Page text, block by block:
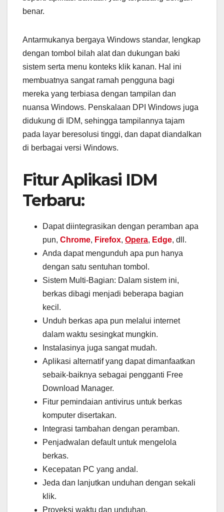
benar.
Antarmukanya bergaya Windows standar, lengkap
dengan tombol bilah alat dan dukungan baki
sistem serta menu konteks klik kanan. Hal ini
membuatnya sangat ramah pengguna bagi
mereka yang terbiasa dengan tampilan dan
nuansa Windows. Penskalaan DPI Windows juga
didukung di IDM, sehingga tampilannya tajam
pada layar beresolusi tinggi, dan dapat diandalkan
di berbagai versi Windows.
Fitur Aplikasi IDM
Terbaru:
Dapat diintegrasikan dengan peramban apa
pun, Chrome, Firefox, Opera, Edge, dll.
Anda dapat mengunduh apa pun hanya
dengan satu sentuhan tombol.
Sistem Multi-Bagian: Dalam sistem ini,
berkas dibagi menjadi beberapa bagian
kecil.
Unduh berkas apa pun melalui internet
dalam waktu sesingkat mungkin.
Instalasinya juga sangat mudah.
Aplikasi alternatif yang dapat dimanfaatkan
sebaik-baiknya sebagai pengganti Free
Download Manager.
Fitur pemindaian antivirus untuk berkas
komputer disertakan.
Integrasi tambahan dengan peramban.
Penjadwalan default untuk mengelola
berkas.
Kecepatan PC yang andal.
Jeda dan lanjutkan unduhan dengan sekali
klik.
Proyeksi waktu dan unduhan.